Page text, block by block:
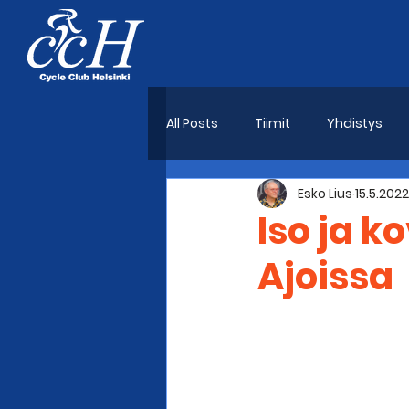
All Posts Tiimit Yhdistys
Iso ja
Ajoissa
Esko Lius 15.5.2022